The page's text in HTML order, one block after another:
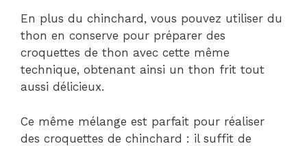
En plus du chinchard, vous pouvez utiliser du
thon en conserve pour préparer des
croquettes de thon avec cette même
technique, obtenant ainsi un thon frit tout
aussi délicieux.
Ce même mélange est parfait pour réaliser
des croquettes de chinchard : il suffit de